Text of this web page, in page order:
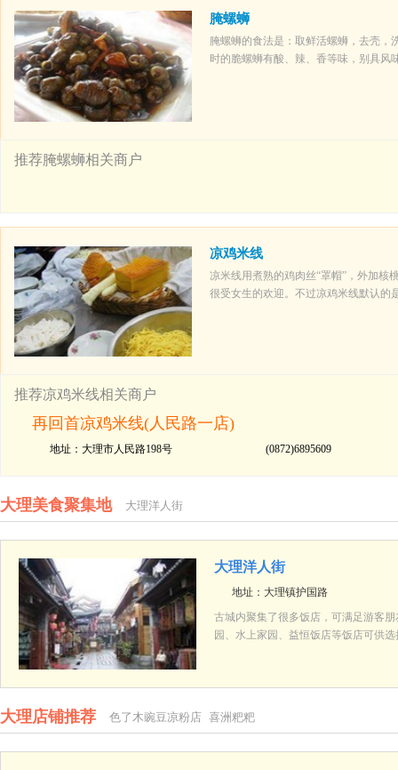
腌螺蛳
腌螺蛳的食法是：取鲜活螺蛳，去壳
时的脆螺蛳有酸、辣、香等味，别具风
推荐腌螺蛳相关商户
凉鸡米线
凉米线用煮熟的鸡肉丝“罩帽”，外加核
很受女生的欢迎。不过凉鸡米线默认的
推荐凉鸡米线相关商户
再回首凉鸡米线(人民路一店)
地址：大理市人民路198号 (0872)6895609
大理美食聚集地 大理洋人街
大理洋人街
地址：大理镇护国路
古城内聚集了很多饭店，可满足游客
园、水上家园、益恒饭店等饭店可供选
大理店铺推荐 色了木豌豆凉粉店 喜洲粑粑